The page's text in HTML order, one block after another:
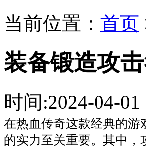
当前位置： 首页
装备锻造攻
时间:2024-04-
在热血传奇这款经典的游
的实力至关重要。其中，